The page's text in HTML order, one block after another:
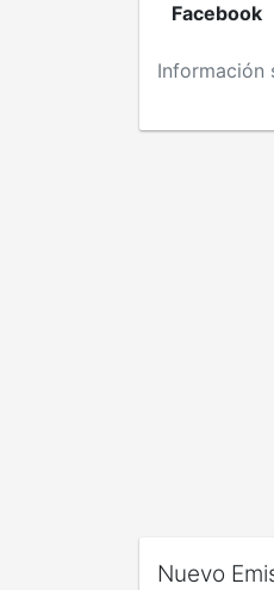
Información
Facebook
Nuevo